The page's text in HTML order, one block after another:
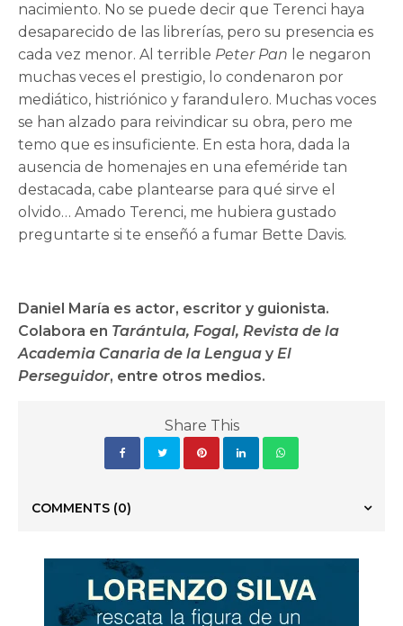
nacimiento. No se puede decir que Terenci haya
desaparecido de las librerías, pero su presencia es
cada vez menor. Al terrible Peter Pan le negaron
muchas veces el prestigio, lo condenaron por
mediático, histriónico y farandulero. Muchas voces
se han alzado para reivindicar su obra, pero me
temo que es insuficiente. En esta hora, dada la
ausencia de homenajes en una efeméride tan
destacada, cabe plantearse para qué sirve el
olvido… Amado Terenci, me hubiera gustado
preguntarte si te enseñó a fumar Bette Davis.
Daniel María es actor, escritor y guionista.
Colabora en Tarántula, Fogal, Revista de la
Academia Canaria de la Lengua yEl
Perseguidor, entre otros medios.
Share This
COMMENTS (0)